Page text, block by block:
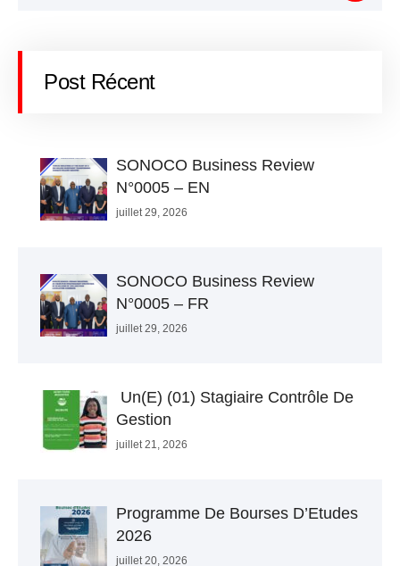
Post Récent
SONOCO Business Review
N°0005 – EN
juillet 29, 2026
SONOCO Business Review
N°0005 – FR
juillet 29, 2026
Un(e) (01) Stagiaire Contrôle De
Gestion
juillet 21, 2026
Programme De Bourses D’Etudes
2026
juillet 20, 2026